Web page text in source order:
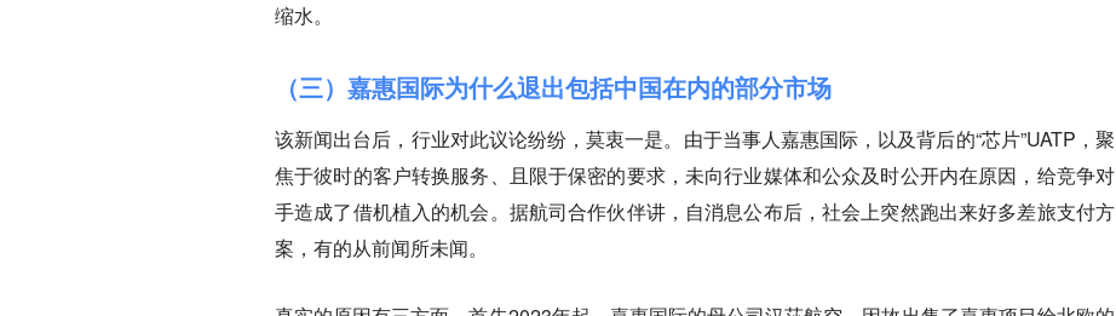
缩水。
（三）嘉惠国际为什么退出包括中国在内的部分市场
该新闻出台后，行业对此议论纷纷，莫衷一是。由于当事人嘉惠国际，以及背后的“芯片”UATP，聚
焦于彼时的客户转换服务、且限于保密的要求，未向行业媒体和公众及时公开内在原因，给竞争对
手造成了借机植入的机会。据航司合作伙伴讲，自消息公布后，社会上突然跑出来好多差旅支付方
案，有的从前闻所未闻。